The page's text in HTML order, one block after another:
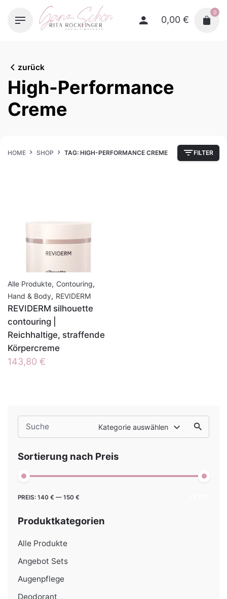
0,00 €
0
zurück
High-Performance
Creme
HOME SHOP TAG: HIGH-PERFORMANCE CREME FILTER
Search
for
Kategorie auswählen
Sortierung nach Preis
Min.
Max.
PREIS: 140 € — 150 €
Produktkategorien
Alle Produkte
Angebot Sets
Augenpflege
Deodorant
Alle Produkte, Contouring,
Hand & Body, REVIDERM
REVIDERM silhouette
contouring |
Reichhaltige, straffende
Körpercreme
143,80 €